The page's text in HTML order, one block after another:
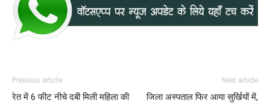
Previous article
रेत में 6 फीट नीचे दबी मिली महिला की
Next article
जिला अस्पताल फिर आया सुर्खियों में,